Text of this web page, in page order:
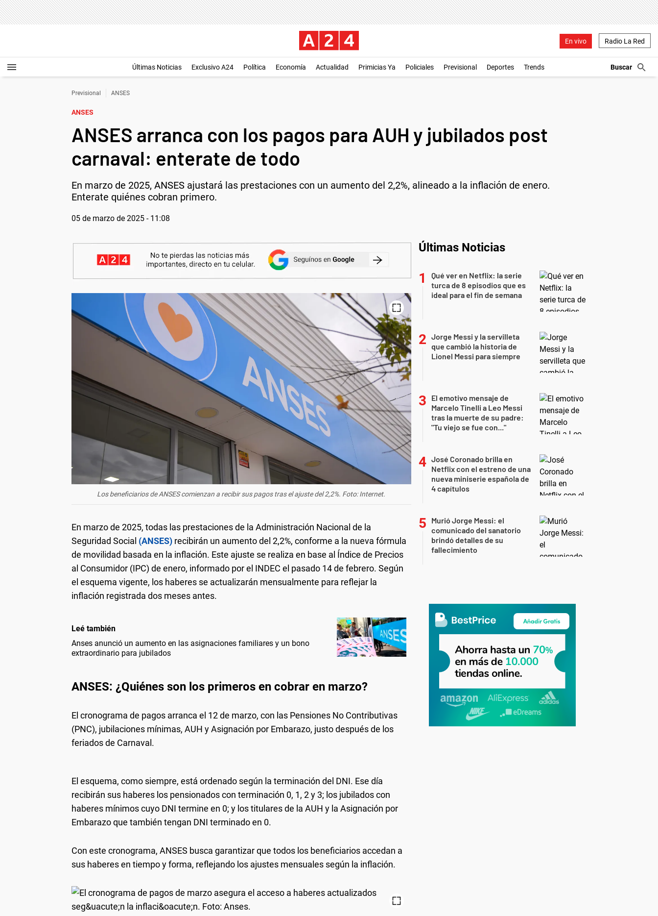
En vivo Radio La Red
Últimas Noticias Exclusivo A24 Política Economía Actualidad Primicias Ya Policiales Previsional Deportes Trends
Previsional ANSES
ANSES
ANSES arranca con los pagos para AUH y jubilados post
carnaval: enterate de todo
En marzo de 2025, ANSES ajustará las prestaciones con un aumento del 2,2%, alineado a la inflación de enero.
Enterate quiénes cobran primero.
05 de marzo de 2025 - 11:08
Los beneficiarios de ANSES comienzan a recibir sus pagos tras el ajuste del 2,2%. Foto: Internet.
En marzo de 2025, todas las prestaciones de la Administración Nacional de la
Seguridad Social (ANSES) recibirán un aumento del 2,2%, conforme a la nueva fórmula
de movilidad basada en la inflación. Este ajuste se realiza en base al Índice de Precios
al Consumidor (IPC) de enero, informado por el INDEC el pasado 14 de febrero. Según
el esquema vigente, los haberes se actualizarán mensualmente para reflejar la
inflación registrada dos meses antes.
Leé también
Anses anunció un aumento en las asignaciones familiares y un bono
extraordinario para jubilados
ANSES: ¿Quiénes son los primeros en cobrar en marzo?
El cronograma de pagos arranca el 12 de marzo, con las Pensiones No Contributivas
(PNC), jubilaciones mínimas, AUH y Asignación por Embarazo, justo después de los
feriados de Carnaval.
El esquema, como siempre, está ordenado según la terminación del DNI. Ese día
recibirán sus haberes los pensionados con terminación 0, 1, 2 y 3; los jubilados con
haberes mínimos cuyo DNI termine en 0; y los titulares de la AUH y la Asignación por
Embarazo que también tengan DNI terminado en 0.
Con este cronograma, ANSES busca garantizar que todos los beneficiarios accedan a
sus haberes en tiempo y forma, reflejando los ajustes mensuales según la inflación.
Últimas Noticias
Qué ver en Netflix: la serie
turca de 8 episodios que es
ideal para el fin de semana
Jorge Messi y la servilleta
que cambió la historia de
Lionel Messi para siempre
El emotivo mensaje de
Marcelo Tinelli a Leo Messi
tras la muerte de su padre:
"Tu viejo se fue con..."
José Coronado brilla en
Netflix con el estreno de una
nueva miniserie española de
4 capítulos
Murió Jorge Messi: el
comunicado del sanatorio
brindó detalles de su
fallecimiento